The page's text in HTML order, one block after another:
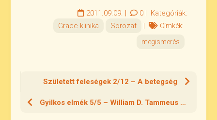
2011.09.09. | 0| Kategóriák:
Grace klinika
Sorozat | Címkék:
megismerés
Született feleségek 2/12 – A betegség
Gyilkos elmék 5/5 – William D. Tammeus az emberi természet megértéséről